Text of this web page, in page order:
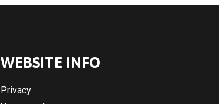
WEBSITE INFO
Privacy